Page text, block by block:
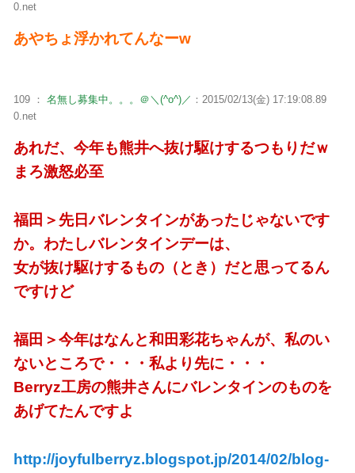
0.net
あやちょ浮かれてんなーw
109 ： 名無し募集中。。。＠＼(^o^)／ ：2015/02/13(金) 17:19:08.89
0.net
あれだ、今年も熊井へ抜け駆けするつもりだｗ
まろ激怒必至
福田＞先日バレンタインがあったじゃないです
か。わたしバレンタインデーは、
女が抜け駆けするもの（とき）だと思ってるん
ですけど
福田＞今年はなんと和田彩花ちゃんが、私のい
ないところで・・・私より先に・・・
Berryz工房の熊井さんにバレンタインのものを
あげてたんですよ
http://joyfulberryz.blogspot.jp/2014/02/blog-